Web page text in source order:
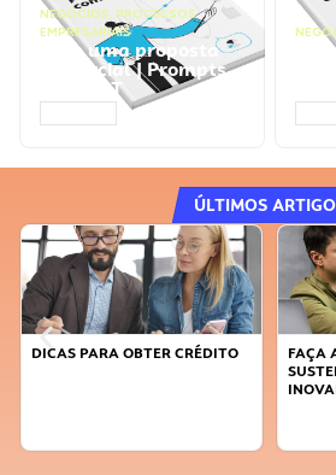
NEGÓCIOS, PROCESSOS
EMPRESARIAIS
Faça uma proposta
comercial | Prompts
ChatGPT
ÚLTIMOS
DICAS PARA OBTER CRÉDITO
FAÇA